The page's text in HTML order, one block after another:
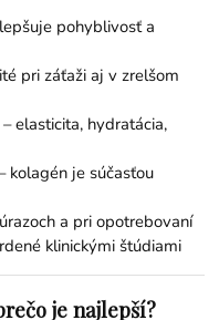
pohyblivosť a
pri záťaži aj v zrelšom
– elasticita, hydratácia,
kolagén je súčasťou
a pri opotrebovaní
klinickými štúdiami
je najlepší?